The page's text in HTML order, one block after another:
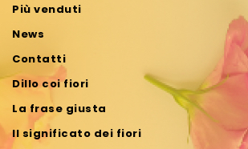
Più venduti
News
Contatti
Dillo coi fiori
La frase giusta
Il significato dei fiori